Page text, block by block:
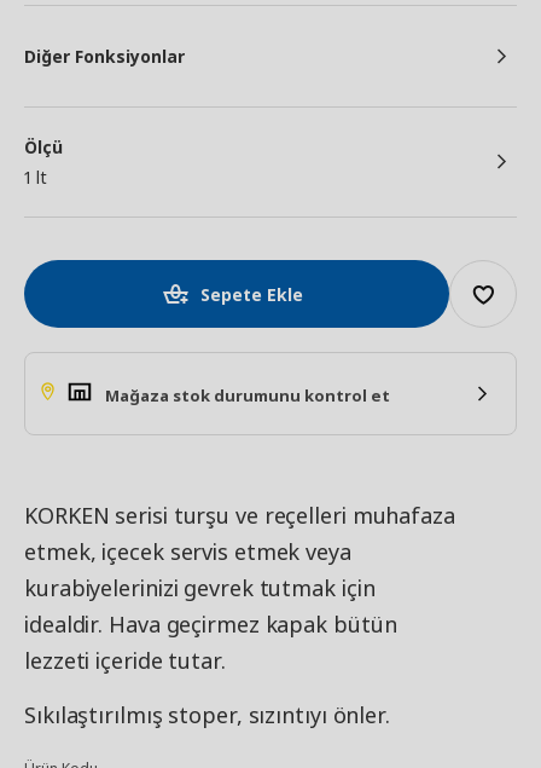
Diğer Fonksiyonlar
Ölçü
1 lt
Sepete Ekle
Mağaza stok durumunu kontrol et
KORKEN serisi turşu ve reçelleri muhafaza
etmek, içecek servis etmek veya
kurabiyelerinizi gevrek tutmak için
idealdir. Hava geçirmez kapak bütün
lezzeti içeride tutar.
Sıkılaştırılmış stoper, sızıntıyı önler.